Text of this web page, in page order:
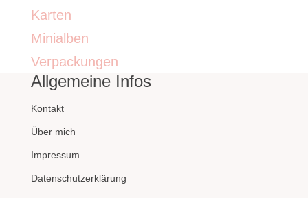
Karten
Minialben
Verpackungen
Allgemeine Infos
Kontakt
Über mich
Impressum
Datenschutzerklärung